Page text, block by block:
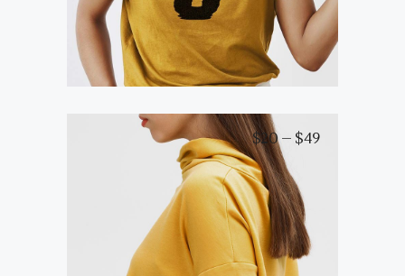
$20– $49
White T-Shirt